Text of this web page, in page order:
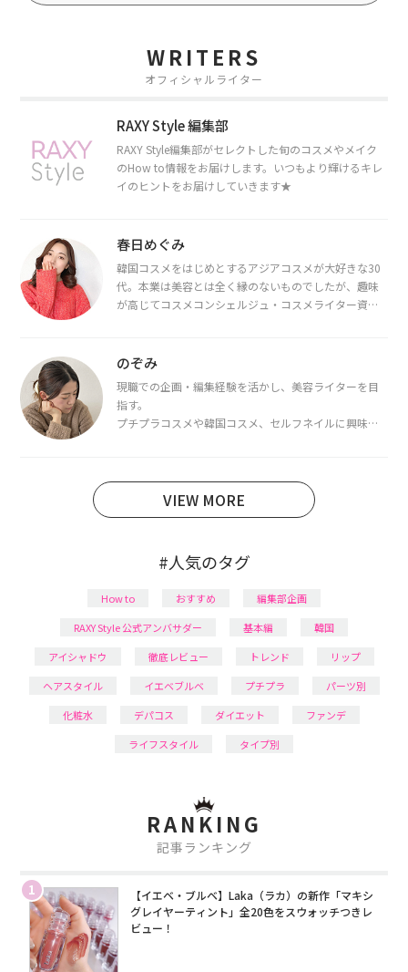
WRITERS
オフィシャルライター
RAXY Style 編集部
RAXY Style編集部がセレクトした旬のコスメやメイク
のHow to情報をお届けします。いつもより輝けるキレ
イのヒントをお届けしていきます★
春日めぐみ
韓国コスメをはじめとするアジアコスメが大好きな30
代。本業は美容とは全く縁のないものでしたが、趣味
が高じてコスメコンシェルジュ・コスメライター資格
断・骨格診断によるイメージコンサルティングも行っ
のぞみ
現職での企画・編集経験を活かし、美容ライターを目
指す。
プチプラコスメや韓国コスメ、セルフネイルに興味が
日本化粧品検定1級保有。
VIEW MORE
#人気のタグ
How to おすすめ
編集部企画
RAXY Style 公式アンバサダー
基本編
韓国
アイシャドウ
徹底レビュー トレンド
リップ
ヘアスタイル
イエベブルベ プチプラ
パーツ別
化粧水
デパコス ダイエット
ファンデ
ライフスタイル
タイプ別
RANKING
記事ランキング
1
【イエベ・ブルベ】Laka（ラカ）の新作「マキシ
グレイヤーティント」全20色をスウォッチつきレ
ビュー！